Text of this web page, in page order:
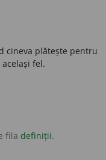
cineva plătește pentru
fel.
fila definiții.